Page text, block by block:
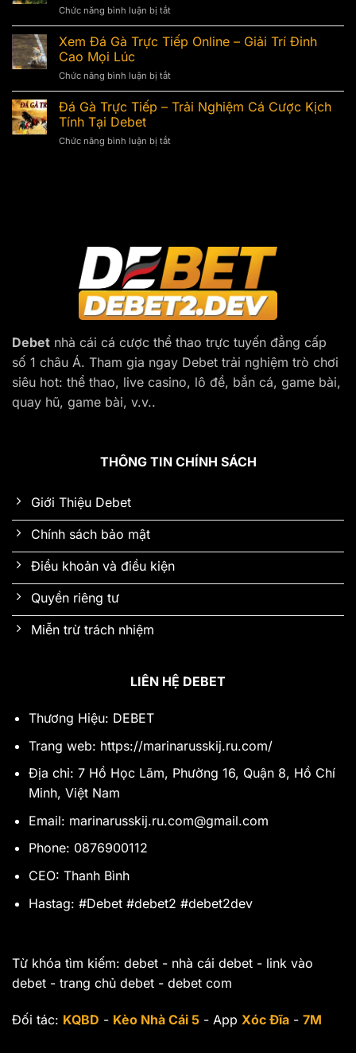
Điều
Trị
–
Bí
Quyết
Chiến
Kê
Chức năng bình luận bị tắt
Gà
Thay
Lông
Và
Dấu
Xem Đá Gà Trực Tiếp Online – Giải Trí Đỉnh
Cao Mọi Lúc
Chức năng bình luận bị tắt
Xem
Đá
Đá Gà Trực Tiếp – Trải Nghiệm Cá Cược Kịch
Tính Tại Debet
Chức năng bình luận bị tắt
Cá
Cược
Kịch
Tính
Tại
Debet
Debet nhà cái cá cược thể thao trực tuyến đẳng cấp
số 1 châu Á. Tham gia ngay Debet trải nghiệm trò chơi
siêu hot: thể thao, live casino, lô đề, bắn cá, game bài,
quay hũ, game bài, v.v..
THÔNG TIN CHÍNH SÁCH
Giới Thiệu Debet
Chính sách bảo mật
Điều khoản và điều kiện
Quyền riêng tư
Miễn trừ trách nhiệm
LIÊN HỆ DEBET
Thương Hiệu: DEBET
Trang web: https://marinarusskij.ru.com/
Địa chỉ: 7 Hồ Học Lãm, Phường 16, Quận 8, Hồ Chí
Minh, Việt Nam
Email: marinarusskij.ru.com@gmail.com
Phone: 0876900112
CEO: Thanh Bình
Hastag: #Debet #debet2 #debet2dev
Từ khóa tìm kiếm: debet - nhà cái debet - link vào
debet - trang chủ debet - debet com
Đối tác: KQBD - Kèo Nhà Cái 5 - App Xóc Đĩa - 7M